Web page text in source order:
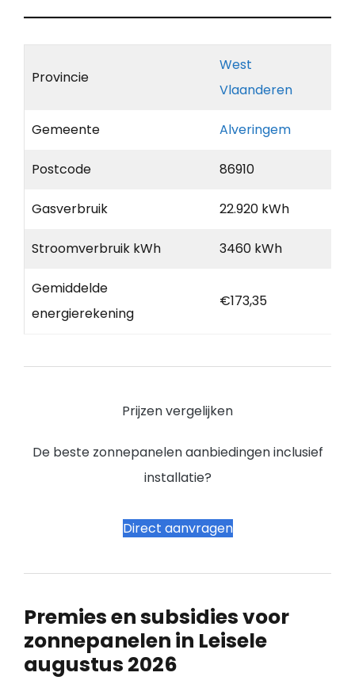
Provincie
West
Vlaanderen
Gemeente Alveringem
Postcode 86910
Gasverbruik 22.920 kWh
Stroomverbruik kWh 3460 kWh
Gemiddelde
energierekening
€173,35
Prijzen vergelijken
De beste zonnepanelen aanbiedingen inclusief
installatie?
Direct aanvragen
Premies en subsidies voor
zonnepanelen in Leisele
augustus 2026